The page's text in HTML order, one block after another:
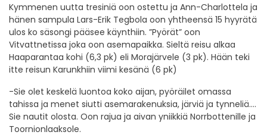
Kymmenen uutta tresiniä oon ostettu ja Ann-Charlottela ja
hänen sampula Lars-Erik Tegbola oon yhtheensä 15 hyyrätä
ulos ko säsongi pääsee käynthiin. ”Pyörät” oon
Vitvattnetissa joka oon asemapaikka. Sieltä reisu alkaa
Haaparantaa kohi (6,3 pk) eli Morajärvele (3 pk). Hään teki
itte reisun Karunkhiin viimi kesänä (6 pk)
-Sie olet keskelä luontoa koko aijan, pyöräilet omassa
tahissa ja menet siutti asemarakenuksia, järviä ja tynneliä….
Sie nautit olosta. Oon rajua ja aivan yniikkiä Norrbottenille ja
Toornionlaaksole.